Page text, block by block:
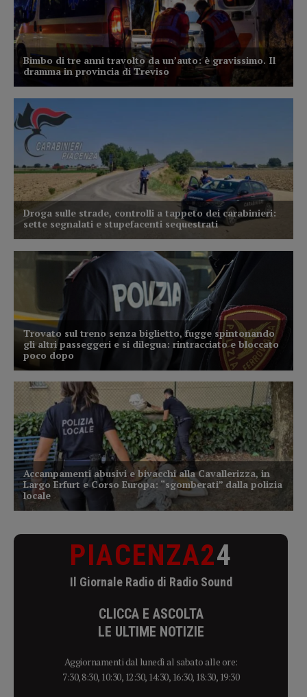
PIACENZA24
Il Giornale Radio di Radio Sound
CLICCA E ASCOLTA
LE ULTIME NOTIZIE
Aggiornamenti dal lunedì al sabato alle ore:
7:30, 8:30, 10:30, 12:30, 14:30, 16:30, 18:30, 19:30